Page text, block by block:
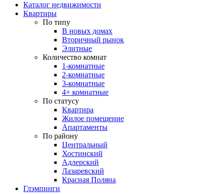
Каталог недвижимости
Квартиры
По типу
В новых домах
Вторичный рынок
Элитные
Количество комнат
1-комнатные
2-комнатные
3-комнатные
4+ комнатные
По статусу
Квартира
Жилое помещение
Апартаменты
По району
Центральный
Хостинский
Адлерский
Лазаревский
Красная Поляна
Глэмпинги